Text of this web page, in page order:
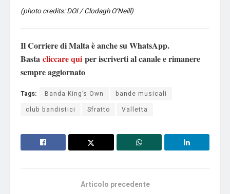
(photo credits: DOI / Clodagh O’Neill)
Il Corriere di Malta è anche su WhatsApp.
Basta cliccare qui per iscriverti al canale e rimanere
sempre aggiornato
Tags: Banda King’s Own
bande musicali
club bandistici
Sfratto Valletta
Articolo precedente